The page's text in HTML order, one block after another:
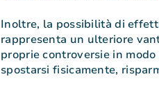
Inoltre, la possibilità di
rappresenta un ulteriore
proprie controversie in
spostarsi fisicamente,